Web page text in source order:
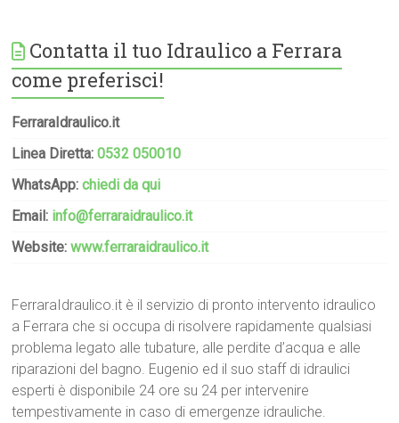
Contatta il tuo Idraulico a Ferrara
come preferisci!
FerraraIdraulico.it
Linea Diretta:0532 050010
WhatsApp:chiedi da qui
Email: info@ferraraidraulico.it
Website:www.ferraraidraulico.it
FerraraIdraulico.it è il servizio di pronto intervento idraulico
a Ferrara che si occupa di risolvere rapidamente qualsiasi
problema legato alle tubature, alle perdite d’acqua e alle
riparazioni del bagno. Eugenio ed il suo staff di idraulici
esperti è disponibile 24 ore su 24 per intervenire
tempestivamente in caso di emergenze idrauliche.